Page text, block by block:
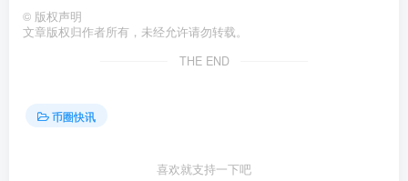
© 版权声明
文章版权归作者所有，未经允许请勿转载。
THE END
币圈快讯
喜欢就支持一下吧